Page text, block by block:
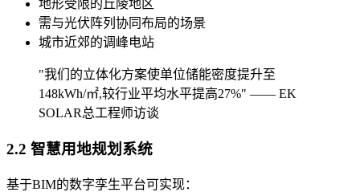
地形受限的丘陵地区
需与光伏阵列协同布局的场景
城市近郊的调峰电站
"我们的立体化方案使单位储能密度提升至
148kWh/㎡,较行业平均水平提高27%" —— EK
SOLAR总工程师访谈
2.2 智慧用地规划系统
基于BIM的数字孪生平台可实现：